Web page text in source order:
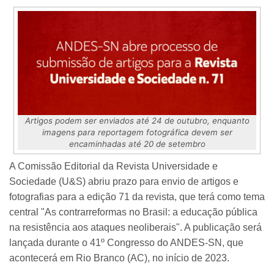
Artigos podem ser enviados até 24 de outubro, enquanto
imagens para reportagem fotográfica devem ser
encaminhadas até 20 de setembro
A Comissão Editorial da Revista Universidade e
Sociedade (U&S) abriu prazo para envio de artigos e
fotografias para a edição 71 da revista, que terá como tema
central "As contrarreformas no Brasil: a educação pública
na resistência aos ataques neoliberais". A publicação será
lançada durante o 41º Congresso do ANDES-SN, que
acontecerá em Rio Branco (AC), no início de 2023.